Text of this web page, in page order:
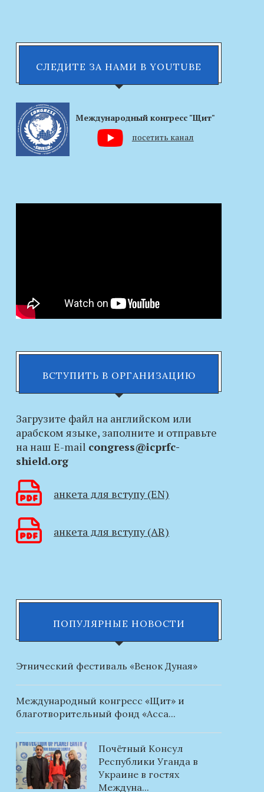
СЛЕДИТЕ ЗА НАМИ В YOUTUBE
Международный конгресс "Щит"
посетить канал
ВСТУПИТЬ В ОРГАНИЗАЦИЮ
Загрузите файл на английском или
арабском языке, заполните и отправьте
на наш E-mail congress@icprfc-
shield.org
анкета для вступу (EN)
анкета для вступу (AR)
ПОПУЛЯРНЫЕ НОВОСТИ
Этнический фестиваль «Венок Дуная»
Международный конгресс «Щит» и
благотворительный фонд «Асса...
Почётный Консул
Республики Уганда в
Украине в гостях
Междуна...